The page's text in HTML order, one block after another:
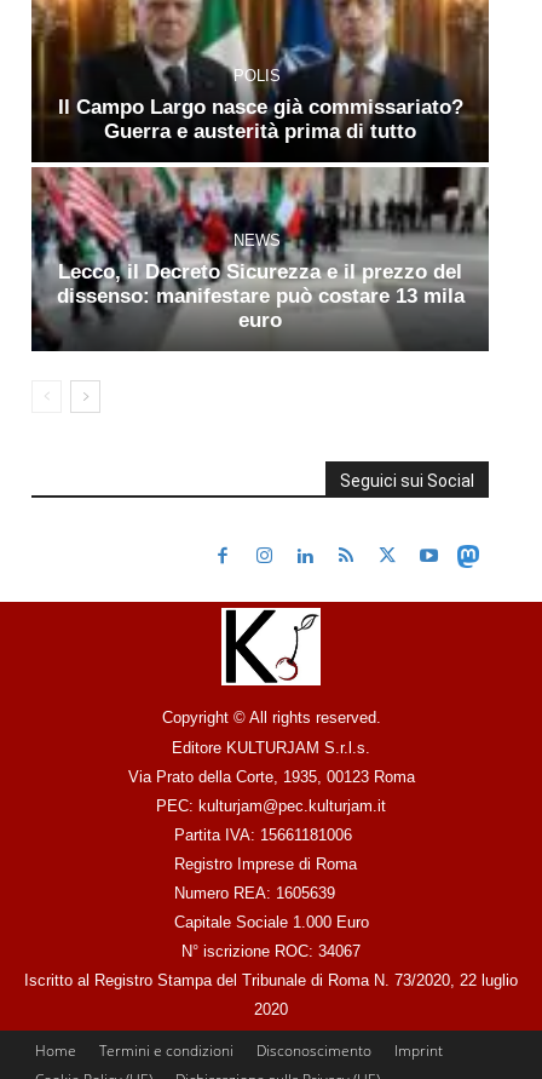
POLIS
Il Campo Largo nasce già commissariato?
Guerra e austerità prima di tutto
NEWS
Lecco, il Decreto Sicurezza e il prezzo del
dissenso: manifestare può costare 13 mila
euro
Seguici sui Social
Copyright © All rights reserved.
Editore KULTURJAM S.r.l.s.
Via Prato della Corte, 1935, 00123 Roma
PEC: kulturjam@pec.kulturjam.it
Partita IVA: 15661181006
Registro Imprese di Roma
Numero REA: 1605639
Capitale Sociale 1.000 Euro
N° iscrizione ROC: 34067
Iscritto al Registro Stampa del Tribunale di Roma N. 73/2020, 22 luglio
2020
Home Termini e condizioni Disconoscimento
Imprint